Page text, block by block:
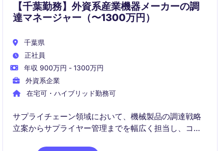
【千葉勤務】外資系産業機器メーカーの調
達マネージャー（〜1300万円）
千葉県
正社員
年収 900万円 - 1300万円
外資系企業
在宅可・ハイブリッド勤務可
サプライチェーン領域において、機械製品の調達戦略
立案からサプライヤー管理までを幅広く担当し、コス